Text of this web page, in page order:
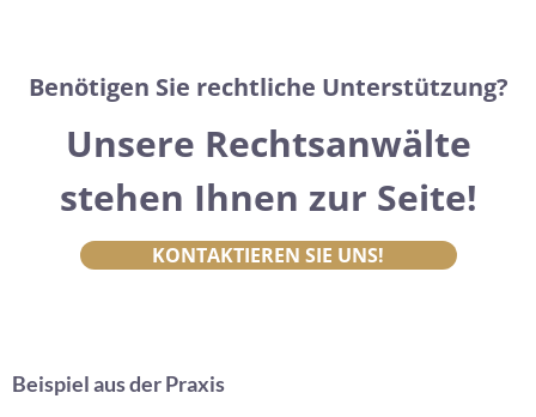
Benötigen Sie rechtliche Unterstützung?
Unsere Rechtsanwälte
stehen Ihnen zur Seite!
KONTAKTIEREN SIE UNS!
Beispiel aus der Praxis